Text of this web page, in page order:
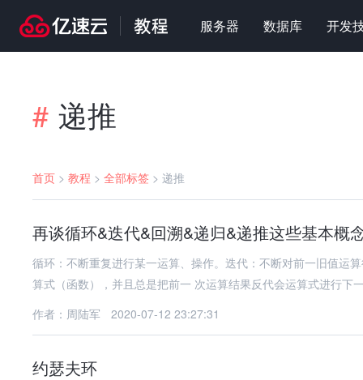
服务器 数据库 开发
# 递推
首页 > 教程 > 全部标签 > 递推
再谈循环&迭代&回溯&递归&递推这些基本概
循环：不断重复进行某一运算、操作。迭代：不断对前一旧值运
算式（函数），并且总是把前一 次运算结果反代会运算式进行下
作者：周陆军
2020-07-12 23:27:31
约瑟夫环